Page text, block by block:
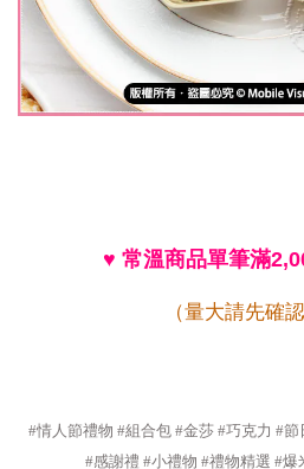
♥ 常溫商品單筆滿
（量大請先確
#情人節禮物 #組合包 #金莎 #巧克力 #
#感謝禮 #小禮物 #禮物精選 #